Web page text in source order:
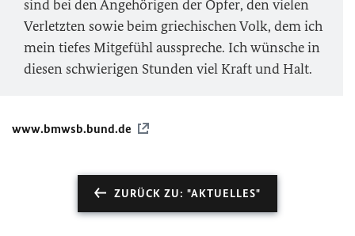
sind bei den Angehörigen der Opfer, den vielen
Verletzten sowie beim griechischen Volk, dem ich
mein tiefes Mitgefühl ausspreche. Ich wünsche in
diesen schwierigen Stunden viel Kraft und Halt.
www.bmwsb.bund.de
ZURÜCK ZU: "AKTUELLES"